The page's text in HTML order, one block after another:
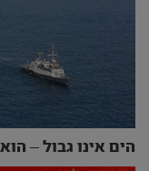
הים אינו גבול –